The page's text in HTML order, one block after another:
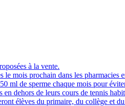
à la vente.
mois prochain dans les pharmacies
ml de sperme chaque mois pour
dehors de leurs cours de tennis
élèves du primaire, du collège et